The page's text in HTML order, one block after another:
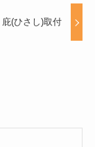
庇(ひさし)取付